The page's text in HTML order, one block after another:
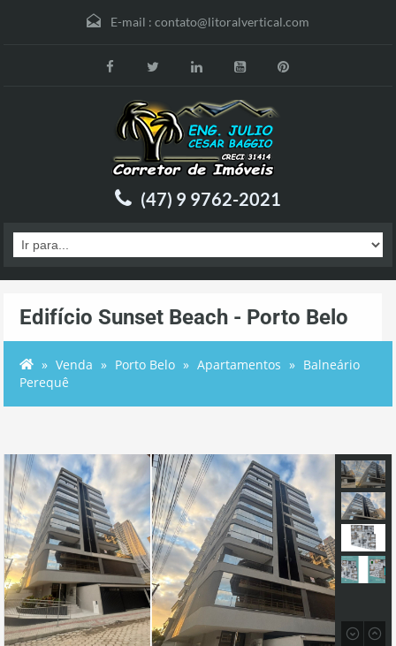
E-mail : contato@litoralvertical.com
(47) 9 9762-2021
Edifício Sunset Beach - Porto Belo
Venda Porto Belo Apartamentos
Balneário
Perequê